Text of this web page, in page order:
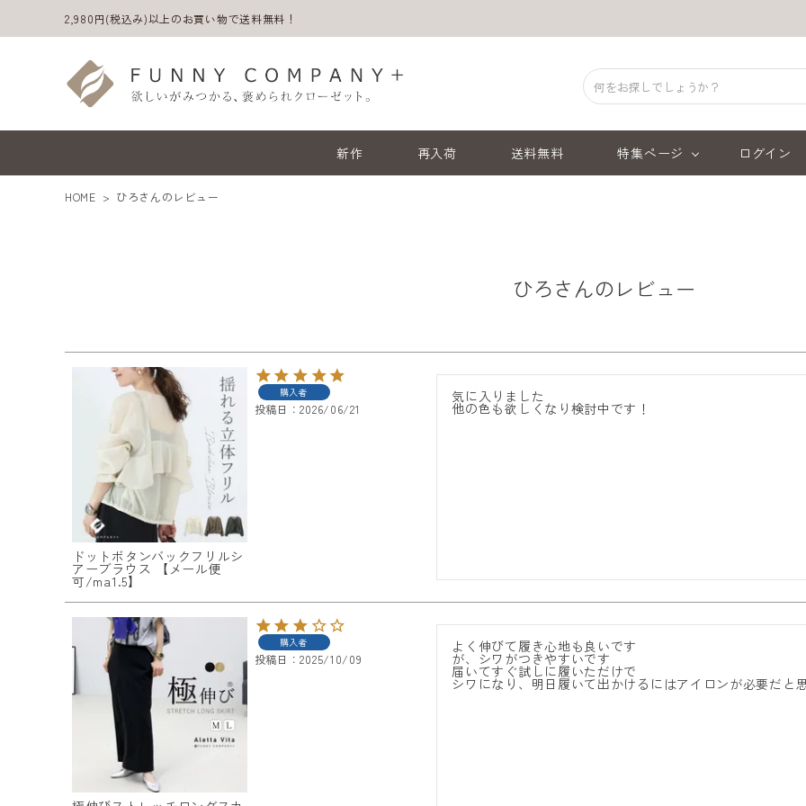
2,980円(税込み)以上のお買い物で送料無料！
新作 再入荷 送料無料 特集ページ ログイン
ACCOUNT MENU
ようこそ ゲスト 様
会員登録
レディーストップス
ファッション雑貨
会員ステージ特典プログラムについて
HOME ひろさんのレビュー
ひろさんのレビュー
ドットボタンバックフリルシ
アーブラウス 【メール便
可/ma1.5】
購入者
投稿日 2026/06/21
気に入りました
他の色も欲しくなり検討中です！
購入者
投稿日 2025/10/09
よく伸びて履き心地も良いです
が、シワがつきやすいです
届いてすぐ試しに履いただけで
シワになり、明日履いて出かけるにはアイロンが必要だと